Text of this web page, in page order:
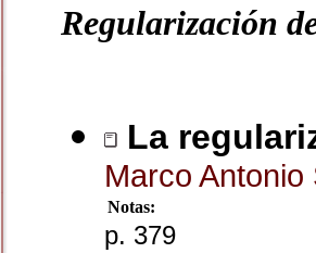
Regularización
La
Marco
Notas:
p. 379